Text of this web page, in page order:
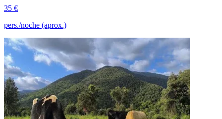
35 €
pers./noche (aprox.)